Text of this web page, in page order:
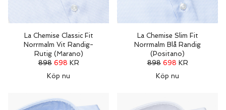
La Chemise Classic Fit
Norrmalm Vit Randig-
Rutig (Marano)
898 698 KR
Köp nu
La Chemise Slim Fit
Norrmalm Blå Randig
(Positano)
898 698 KR
Köp nu